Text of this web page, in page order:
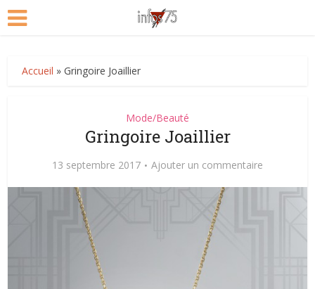
Accueil »Gringoire Joaillier
Mode/Beauté
Gringoire Joaillier
13 septembre 2017 Ajouter un commentaire